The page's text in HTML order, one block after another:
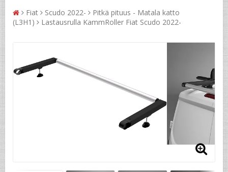
Fiat Scudo 2022-
Pitkä pituus - Matala katto
(L3H1)
Lastausrulla KammRoller Fiat Scudo 2022-